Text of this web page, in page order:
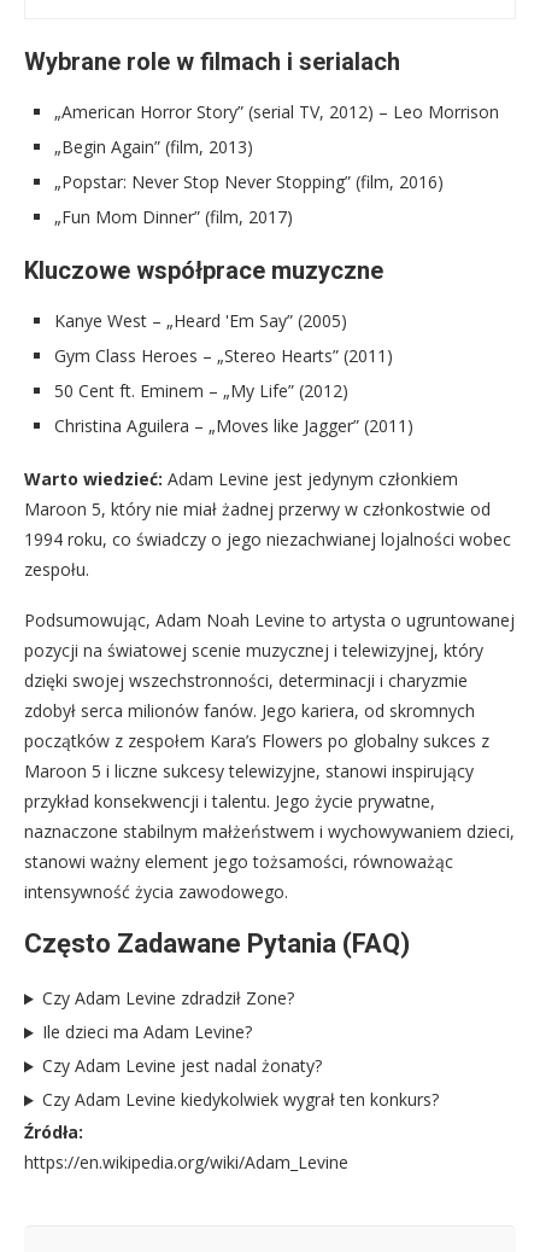
Wybrane role w filmach i serialach
„American Horror Story” (serial TV, 2012) – Leo Morrison
„Begin Again” (film, 2013)
„Popstar: Never Stop Never Stopping” (film, 2016)
„Fun Mom Dinner” (film, 2017)
Kluczowe współprace muzyczne
Kanye West – „Heard 'Em Say” (2005)
Gym Class Heroes – „Stereo Hearts” (2011)
50 Cent ft. Eminem – „My Life” (2012)
Christina Aguilera – „Moves like Jagger” (2011)
Warto wiedzieć: Adam Levine jest jedynym członkiem
Maroon 5, który nie miał żadnej przerwy w członkostwie od
1994 roku, co świadczy o jego niezachwianej lojalności wobec
zespołu.
Podsumowując, Adam Noah Levine to artysta o ugruntowanej
pozycji na światowej scenie muzycznej i telewizyjnej, który
dzięki swojej wszechstronności, determinacji i charyzmie
zdobył serca milionów fanów. Jego kariera, od skromnych
początków z zespołem Kara’s Flowers po globalny sukces z
Maroon 5 i liczne sukcesy telewizyjne, stanowi inspirujący
przykład konsekwencji i talentu. Jego życie prywatne,
naznaczone stabilnym małżeństwem i wychowywaniem dzieci,
stanowi ważny element jego tożsamości, równoważąc
intensywność życia zawodowego.
Często Zadawane Pytania (FAQ)
Czy Adam Levine zdradził Zone?
Ile dzieci ma Adam Levine?
Czy Adam Levine jest nadal żonaty?
Czy Adam Levine kiedykolwiek wygrał ten konkurs?
Źródła:
https://en.wikipedia.org/wiki/Adam_Levine